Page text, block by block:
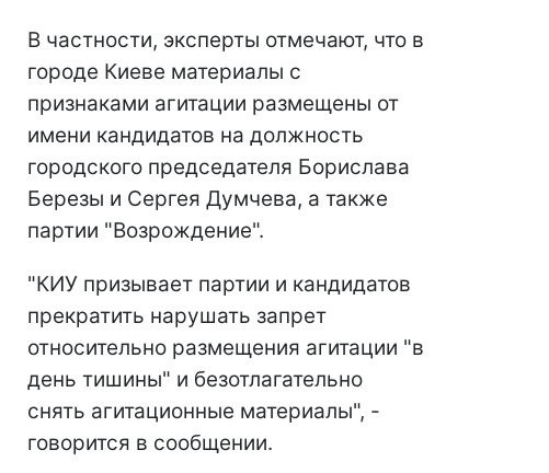
В частности, эксперты отмечают, что в
городе Киеве материалы с
признаками агитации размещены от
имени кандидатов на должность
городского председателя Борислава
Березы и Сергея Думчева, а также
партии "Возрождение".
"КИУ призывает партии и кандидатов
прекратить нарушать запрет
относительно размещения агитации "в
день тишины" и безотлагательно
снять агитационные материалы", -
говорится в сообщении.